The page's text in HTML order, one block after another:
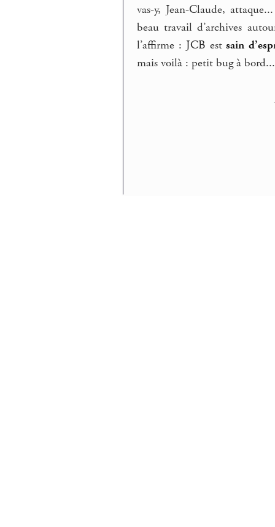
vas-y, Jean-Claude,
beau travail d’archives
l’affirme : JCB estsain
mais voilà : petit bug à bord...